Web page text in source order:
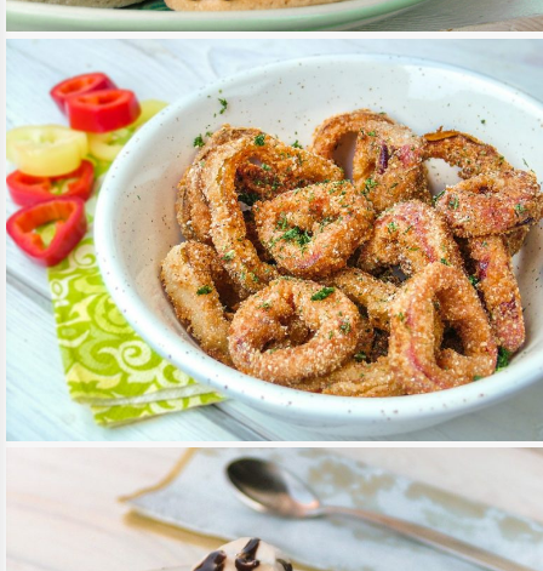
TOVÁBB OLVASOM ÉDESSÉG, DESSZERT/MAGYAROS KONYHA
RÁNTOTT PAPRIKAKARIKÁK
TOVÁBB OLVASOM KÖRETEK/RECEPTEK